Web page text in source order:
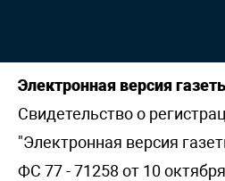
Электронная версия
Свидетельство о
"Электронная версия
ФС 77 - 71258 от 10